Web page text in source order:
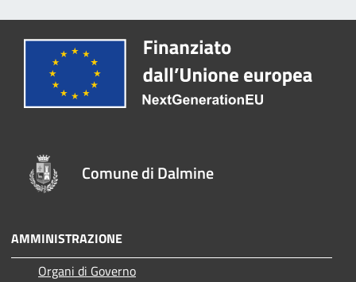
Comune di Dalmine
AMMINISTRAZIONE
Organi di Governo